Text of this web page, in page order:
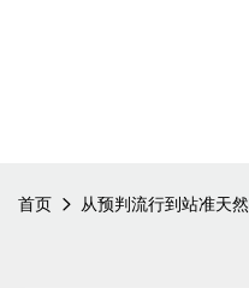
首页 从预判流行到站准天